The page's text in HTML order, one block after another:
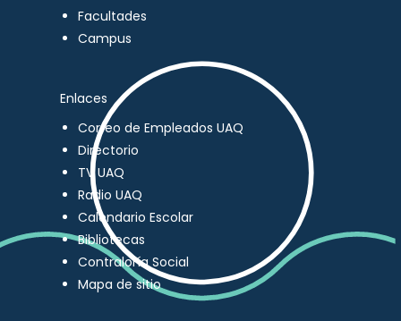
Facultades
Campus
Enlaces
Correo de Empleados UAQ
Directorio
TV UAQ
Radio UAQ
Calendario Escolar
Bibliotecas
Contraloría Social
Mapa de sitio